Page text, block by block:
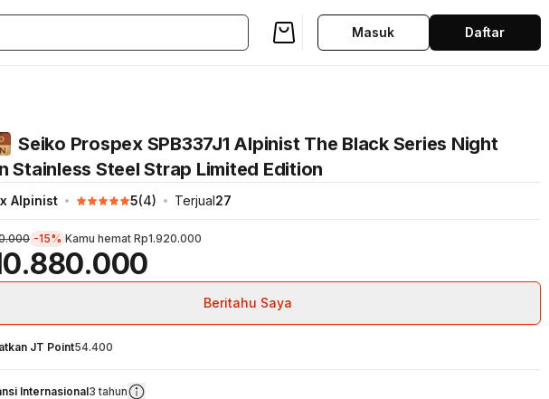
Masuk Daftar
Seiko Prospex SPB337J1 Alpinist The Black Series Night
Stainless Steel Strap Limited Edition
Alpinist 5(4) Terjual27
-15% Kamu hemat Rp1.920.000
Beritahu Saya
JT Point54.400
Internasional3 tahun